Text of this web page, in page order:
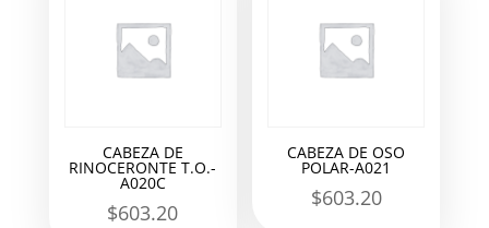
CABEZA DE
RINOCERONTE T.O.-
A020C
$603.20
CABEZA DE OSO
POLAR-A021
$603.20